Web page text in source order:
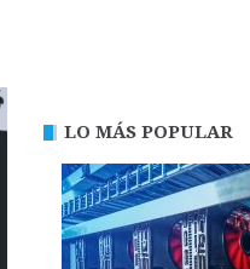
LO MÁS POPULAR